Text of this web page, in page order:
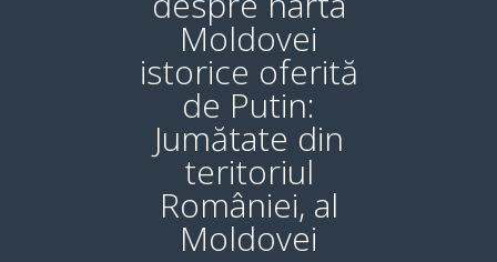
Moldovei
istorice oferită
de Putin:
Jumătate din
teritoriul
României, al
Moldovei